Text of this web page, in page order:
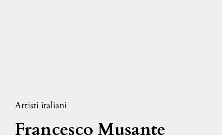
Francesco Musante
Artisti italiani